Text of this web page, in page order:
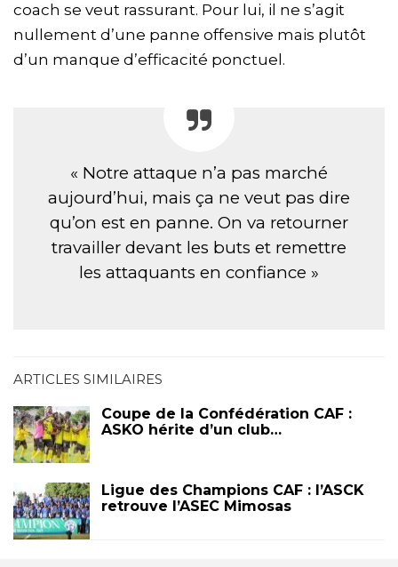
coach se veut rassurant. Pour lui, il ne s’agit
nullement d’une panne offensive mais plutôt
d’un manque d’efficacité ponctuel.
« Notre attaque n’a pas marché
aujourd’hui, mais ça ne veut pas dire
qu’on est en panne. On va retourner
travailler devant les buts et remettre
les attaquants en confiance »
ARTICLES SIMILAIRES
Coupe de la Confédération CAF :
ASKO hérite d’un club…
Ligue des Champions CAF : l’ASCK
retrouve l’ASEC Mimosas